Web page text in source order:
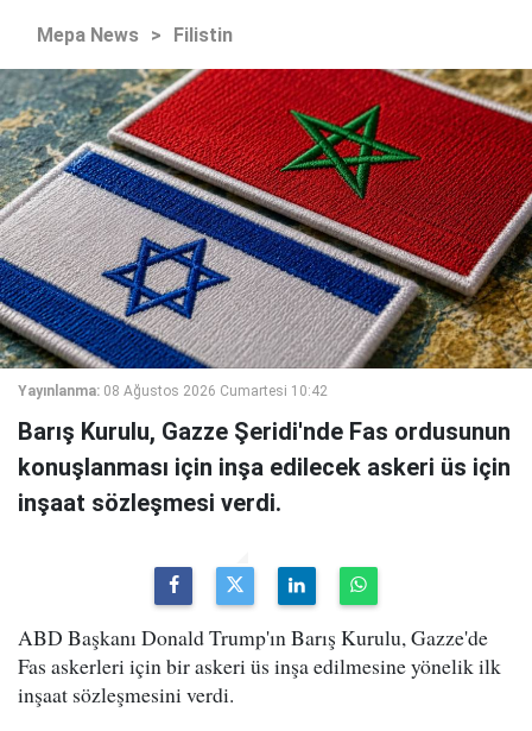
Mepa News > Filistin
Yayınlanma: 08 Ağustos 2026 Cumartesi 10:42
Barış Kurulu, Gazze Şeridi'nde Fas ordusunun
konuşlanması için inşa edilecek askeri üs için
inşaat sözleşmesi verdi.
ABD Başkanı Donald Trump'ın Barış Kurulu, Gazze'de
Fas askerleri için bir askeri üs inşa edilmesine yönelik ilk
inşaat sözleşmesini verdi.